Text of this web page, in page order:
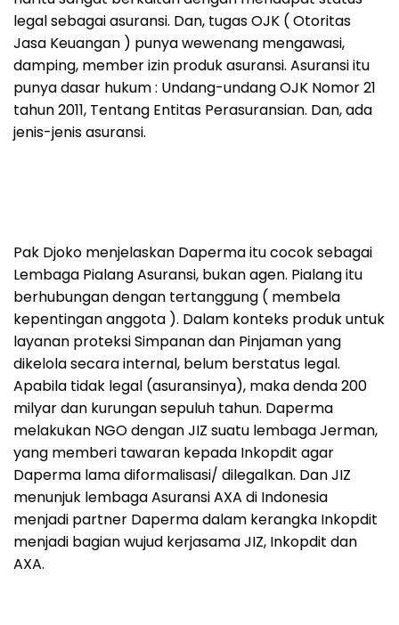
legal sebagai asuransi. Dan, tugas OJK ( Otoritas
Jasa Keuangan ) punya wewenang mengawasi,
damping, member izin produk asuransi. Asuransi itu
punya dasar hukum : Undang-undang OJK Nomor 21
tahun 2011, Tentang Entitas Perasuransian. Dan, ada
jenis-jenis asuransi.
Pak Djoko menjelaskan Daperma itu cocok sebagai
Lembaga Pialang Asuransi, bukan agen. Pialang itu
berhubungan dengan tertanggung ( membela
kepentingan anggota ). Dalam konteks produk untuk
layanan proteksi Simpanan dan Pinjaman yang
dikelola secara internal, belum berstatus legal.
Apabila tidak legal (asuransinya), maka denda 200
milyar dan kurungan sepuluh tahun. Daperma
melakukan NGO dengan JIZ suatu lembaga Jerman,
yang memberi tawaran kepada Inkopdit agar
Daperma lama diformalisasi/ dilegalkan. Dan JIZ
menunjuk lembaga Asuransi AXA di Indonesia
menjadi partner Daperma dalam kerangka Inkopdit
menjadi bagian wujud kerjasama JIZ, Inkopdit dan
AXA.